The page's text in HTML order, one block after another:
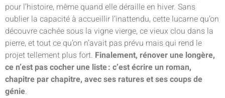
pour l’histoire, même quand elle déraille en hiver. Sans
oublier la capacité à accueillir l’inattendu, cette lucarne qu’on
découvre cachée sous la vigne vierge, ce vieux clou dans la
pierre, et tout ce qu’on n’avait pas prévu mais qui rend le
projet tellement plus fort. Finalement, rénover une longère,
ce n’est pas cocher une liste : c’est écrire un roman,
chapitre par chapitre, avec ses ratures et ses coups de
génie.